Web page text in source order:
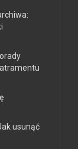
usunąć